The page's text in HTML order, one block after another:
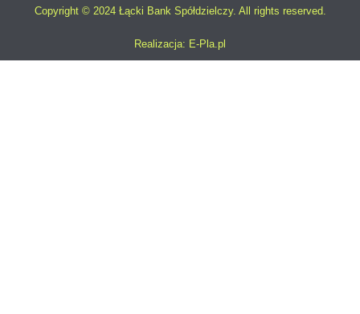
Copyright © 2024 Łącki Bank Spółdzielczy. All rights reserved.
Realizacja: E-Pla.pl